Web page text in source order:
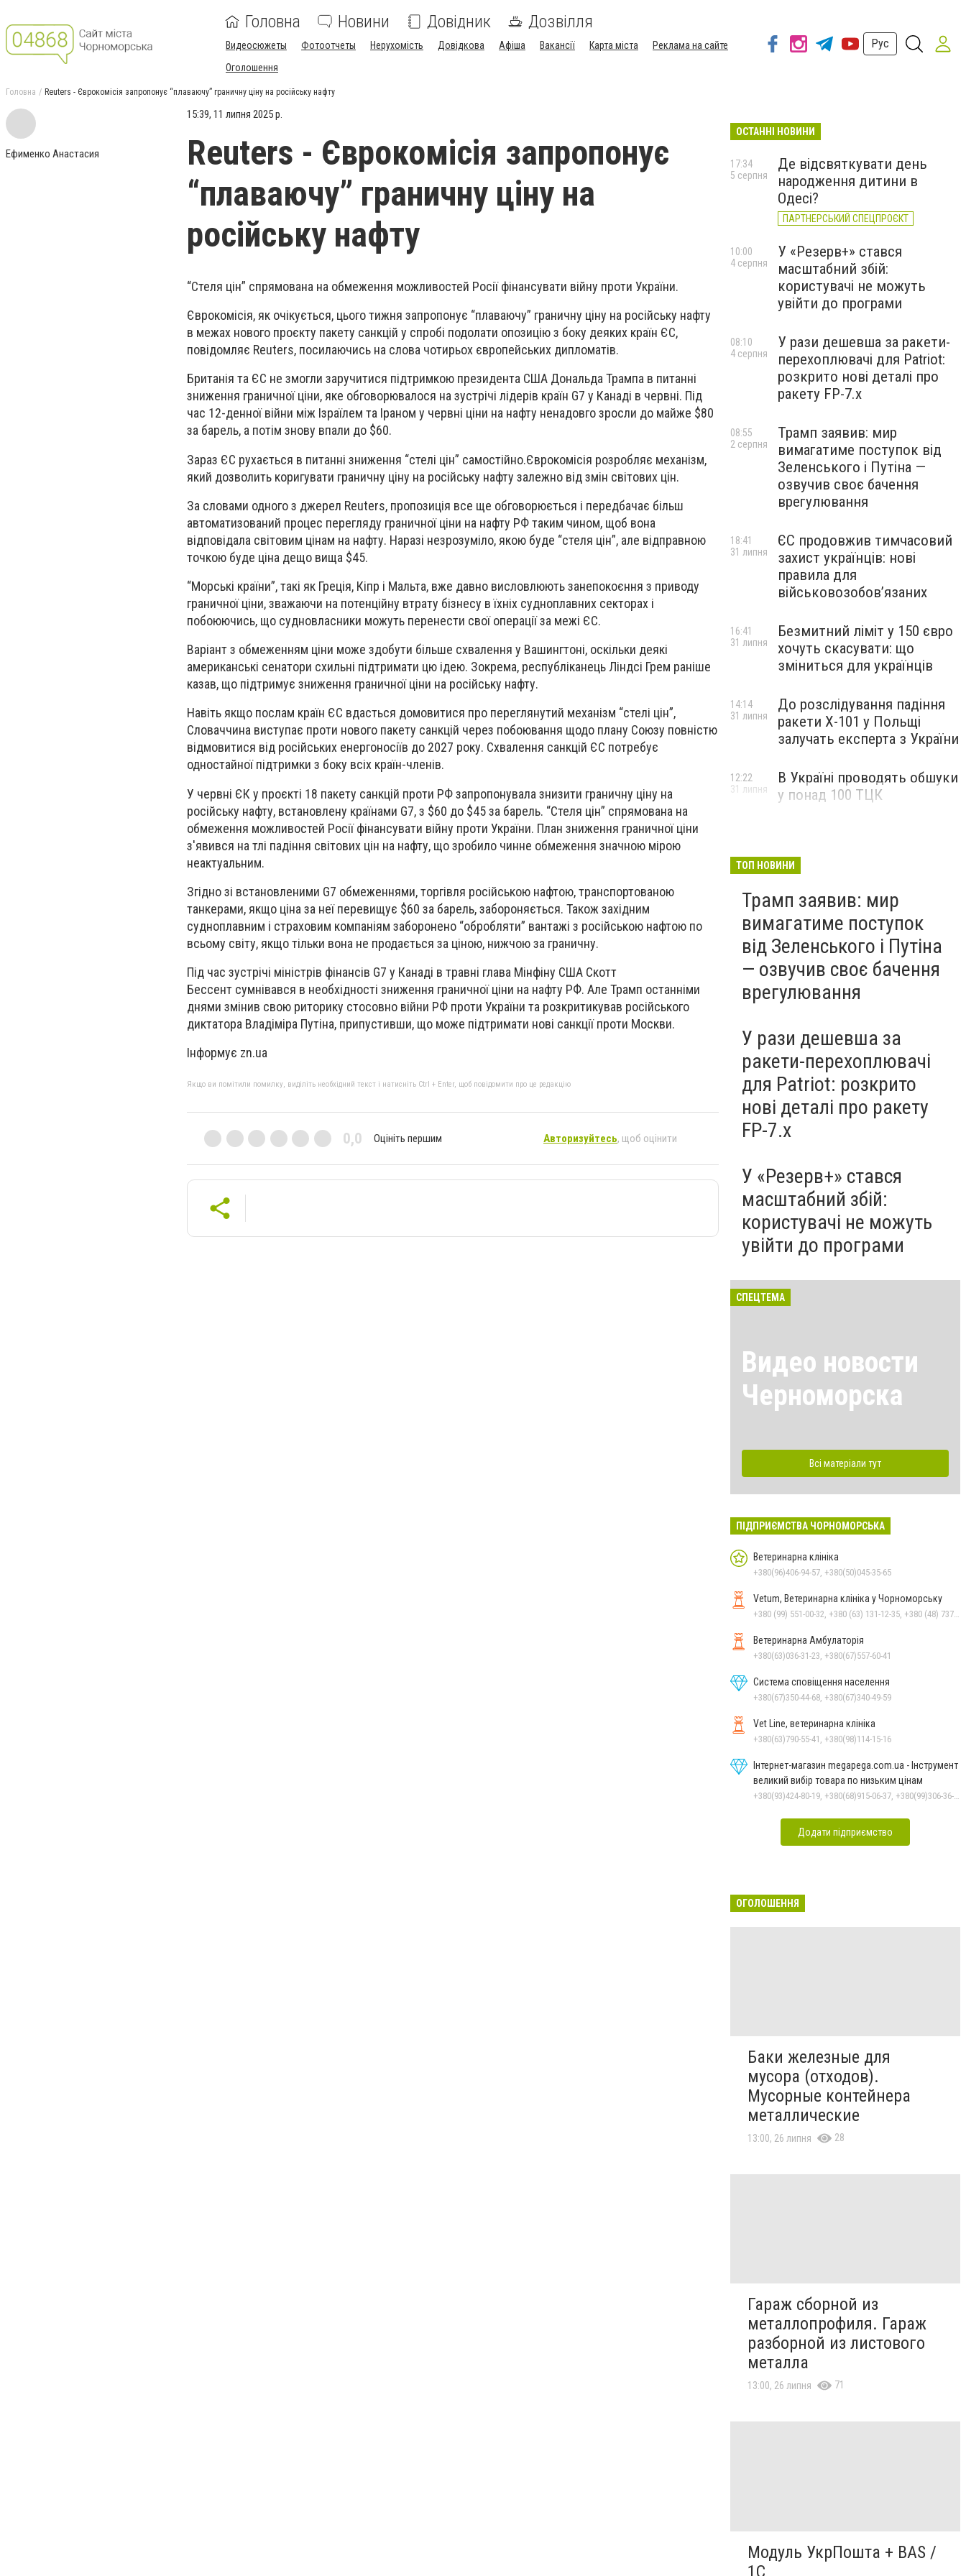
Головна Новини Довідник Дозвілля
Видеосюжеты Фотоотчеты Нерухомість Довідкова Афіша Вакансії Карта міста
Реклама на сайте
Оголошення
Рус
Головна Reuters - Єврокомісія запропонує “плаваючу” граничну ціну на російську нафту
Ефименко Анастасия
15:39, 11 липня 2025 р.
Reuters - Єврокомісія запропонує
“плаваючу” граничну ціну на
російську нафту
“Стеля цін” спрямована на обмеження можливостей Росії фінансувати війну проти України.
Єврокомісія, як очікується, цього тижня запропонує “плаваючу” граничну ціну на російську нафту
в межах нового проєкту пакету санкцій у спробі подолати опозицію з боку деяких країн ЄС,
повідомляє Reuters, посилаючись на слова чотирьох європейських дипломатів.
Британія та ЄС не змогли заручитися підтримкою президента США Дональда Трампа в питанні
зниження граничної ціни, яке обговорювалося на зустрічі лідерів країн G7 у Канаді в червні. Під
час 12-денної війни між Ізраїлем та Іраном у червні ціни на нафту ненадовго зросли до майже $80
за барель, а потім знову впали до $60.
Зараз ЄС рухається в питанні зниження “стелі цін” самостійно.Єврокомісія розробляє механізм,
який дозволить коригувати граничну ціну на російську нафту залежно від змін світових цін.
За словами одного з джерел Reuters, пропозиція все ще обговорюється і передбачає більш
автоматизований процес перегляду граничної ціни на нафту РФ таким чином, щоб вона
відповідала світовим цінам на нафту. Наразі незрозуміло, якою буде “стеля цін”, але відправною
точкою буде ціна дещо вища $45.
“Морські країни”, такі як Греція, Кіпр і Мальта, вже давно висловлюють занепокоєння з приводу
граничної ціни, зважаючи на потенційну втрату бізнесу в їхніх судноплавних секторах і
побоюючись, що судновласники можуть перенести свої операції за межі ЄС.
Варіант з обмеженням ціни може здобути більше схвалення у Вашингтоні, оскільки деякі
американські сенатори схильні підтримати цю ідею. Зокрема, республіканець Ліндсі Грем раніше
казав, що підтримує зниження граничної ціни на російську нафту.
Навіть якщо послам країн ЄС вдасться домовитися про переглянутий механізм “стелі цін”,
Словаччина виступає проти нового пакету санкцій через побоювання щодо плану Союзу повністю
відмовитися від російських енергоносіїв до 2027 року. Схвалення санкцій ЄС потребує
одностайної підтримки з боку всіх країн-членів.
У червні ЄК у проєкті 18 пакету санкцій проти РФ запропонувала знизити граничну ціну на
російську нафту, встановлену країнами G7, з $60 до $45 за барель. “Стеля цін” спрямована на
обмеження можливостей Росії фінансувати війну проти України. План зниження граничної ціни
з'явився на тлі падіння світових цін на нафту, що зробило чинне обмеження значною мірою
неактуальним.
Згідно зі встановленими G7 обмеженнями, торгівля російською нафтою, транспортованою
танкерами, якщо ціна за неї перевищує $60 за барель, забороняється. Також західним
судноплавним і страховим компаніям заборонено “обробляти” вантажі з російською нафтою по
всьому світу, якщо тільки вона не продається за ціною, нижчою за граничну.
Під час зустрічі міністрів фінансів G7 у Канаді в травні глава Мінфіну США Скотт
Бессент сумнівався в необхідності зниження граничної ціни на нафту РФ. Але Трамп останніми
днями змінив свою риторику стосовно війни РФ проти України та розкритикував російського
диктатора Владіміра Путіна, припустивши, що може підтримати нові санкції проти Москви.
Інформує zn.ua
Якщо ви помітили помилку, виділіть необхідний текст і натисніть Ctrl + Enter, щоб повідомити про це редакцію
0,0 Оцініть першим Авторизуйтесь, щоб оцінити
ОСТАННІ НОВИНИ
Де відсвяткувати день
народження дитини в
Одесі?
ПАРТНЕРСЬКИЙ СПЕЦПРОЄКТ
17:34
5 серпня
У «Резерв+» стався
масштабний збій:
користувачі не можуть
увійти до програми
10:00
4 серпня
У рази дешевша за ракети-
перехоплювачі для Patriot:
розкрито нові деталі про
ракету FP-7.x
08:10
4 серпня
Трамп заявив: мир
вимагатиме поступок від
Зеленського і Путіна —
озвучив своє бачення
врегулювання
08:55
2 серпня
ЄС продовжив тимчасовий
захист українців: нові
правила для
військовозобов’язаних
18:41
31 липня
Безмитний ліміт у 150 євро
хочуть скасувати: що
зміниться для українців
16:41
31 липня
До розслідування падіння
ракети Х-101 у Польщі
залучать експерта з України
14:14
31 липня
В Україні проводять обшуки
у понад 100 ТЦК
12:22
31 липня
ТОП НОВИНИ
Трамп заявив: мир
вимагатиме поступок
від Зеленського і Путіна
— озвучив своє бачення
врегулювання
У рази дешевша за
ракети-перехоплювачі
для Patriot: розкрито
нові деталі про ракету
FP-7.x
У «Резерв+» стався
масштабний збій:
користувачі не можуть
увійти до програми
СПЕЦТЕМА
Видео новости
Черноморска
Всі матеріали тут
ПІДПРИЄМСТВА ЧОРНОМОРСЬКА
Ветеринарна клініка
+380(96)406-94-57, +380(50)045-35-65
Vetum, Ветеринарна клініка у Чорноморську
Ветеринарна Амбулаторія
+380(63)036-31-23, +380(67)557-60-41
Система сповіщення населення
+380(67)350-44-68, +380(67)340-49-59
Vet Line, ветеринарна клініка
+380(63)790-55-41, +380(98)114-15-16
Інтернет-магазин megapega.com.ua - Інструмент
великий вибір товара по низьким цінам
Додати підприємство
ОГОЛОШЕННЯ
Баки железные для
мусора (отходов).
Мусорные контейнера
металлические
13:00, 26 липня 28
Гараж сборной из
металлопрофиля. Гараж
разборной из листового
металла
13:00, 26 липня 71
Модуль УкрПошта + BAS /
1C